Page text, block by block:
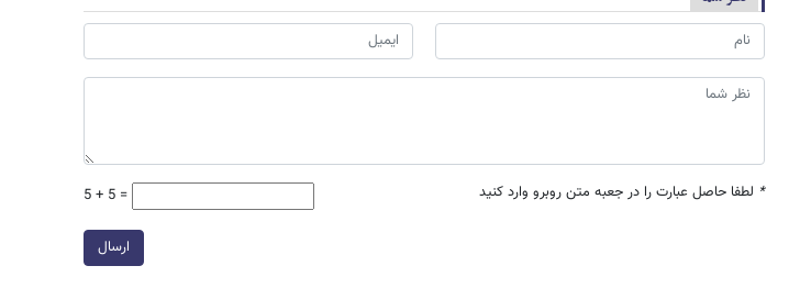
* لطفا حاصل عبارت را در جعبه متن روبرو وارد کنید 5 + 5 =
ارسال